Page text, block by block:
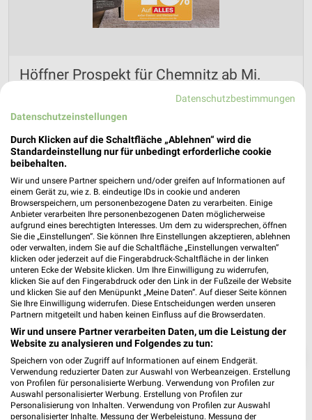
Höffner Prospekt für Chemnitz ab Mi.
Gültig von 29. Jul. bis 11. Aug.
📅 Kalendereintrag erstellen
PROSPEKT BLÄTTERN
Datenschutzbestimmungen
Datenschutzeinstellungen
Durch Klicken auf die Schaltfläche „Ablehnen“ wird die
Standardeinstellung nur für unbedingt erforderliche cookie
beibehalten.
Wir und unsere Partner speichern und/oder greifen auf Informationen auf
einem Gerät zu, wie z. B. eindeutige IDs in cookie und anderen
Browserspeichern, um personenbezogene Daten zu verarbeiten. Einige
Anbieter verarbeiten Ihre personenbezogenen Daten möglicherweise
aufgrund eines berechtigten Interesses. Um dem zu widersprechen, öffnen
Sie die „Einstellungen“. Sie können Ihre Einstellungen akzeptieren, ablehnen
oder verwalten, indem Sie auf die Schaltfläche „Einstellungen verwalten“
klicken oder jederzeit auf die Fingerabdruck-Schaltfläche in der linken
unteren Ecke der Website klicken. Um Ihre Einwilligung zu widerrufen,
klicken Sie auf den Fingerabdruck oder den Link in der Fußzeile der Website
und klicken Sie auf den Menüpunkt „Meine Daten“. Auf dieser Seite können
Sie Ihre Einwilligung widerrufen. Diese Entscheidungen werden unseren
Partnern mitgeteilt und haben keinen Einfluss auf die Browserdaten.
Wir und unsere Partner verarbeiten Daten, um die Leistung der
Website zu analysieren und Folgendes zu tun:
Speichern von oder Zugriff auf Informationen auf einem Endgerät.
Verwendung reduzierter Daten zur Auswahl von Werbeanzeigen. Erstellung
von Profilen für personalisierte Werbung. Verwendung von Profilen zur
Auswahl personalisierter Werbung. Erstellung von Profilen zur
Personalisierung von Inhalten. Verwendung von Profilen zur Auswahl
personalisierter Inhalte. Messung der Werbeleistung. Messung der